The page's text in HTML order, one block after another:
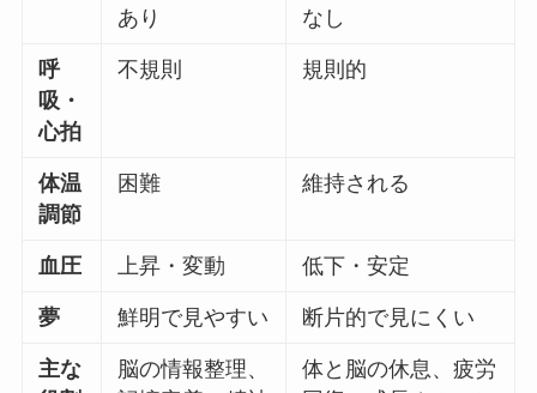
あり
なし
呼
吸・
心拍
不規則 規則的
体温
調節
困難 維持される
血圧 上昇・変動 低下・安定
夢 鮮明で見やすい 断片的で見にくい
主な
脳の情報整理、
体と脳の休息、疲労